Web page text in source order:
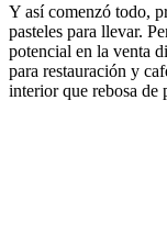
Y así comenzó todo,
pasteles para llevar.
potencial en la venta
para restauración y
interior que rebosa de